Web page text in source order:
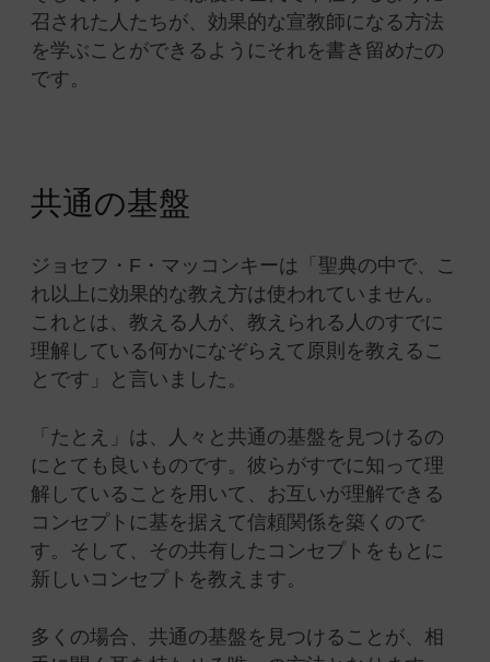
召された人たちが、効果的な宣教師になる方法
を学ぶことができるようにそれを書き留めたの
です。
共通の基盤
ジョセフ・F・マッコンキーは「聖典の中で、こ
れ以上に効果的な教え方は使われていません。
これとは、教える人が、教えられる人のすでに
理解している何かになぞらえて原則を教えるこ
とです」と言いました。
「たとえ」は、人々と共通の基盤を見つけるの
にとても良いものです。彼らがすでに知って理
解していることを用いて、お互いが理解できる
コンセプトに基を据えて信頼関係を築くので
す。そして、その共有したコンセプトをもとに
新しいコンセプトを教えます。
多くの場合、共通の基盤を見つけることが、相